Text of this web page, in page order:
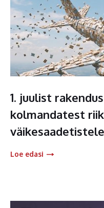
1. juulist
kolmandatest
Loe edasi